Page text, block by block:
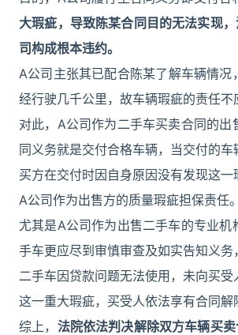
大瑕疵，导致陈某合同目的无法实现
司构成根本违约。
A公司主张其已配合陈某了解车辆情况
经行驶几千公里，故车辆瑕疵的责任不
对此，A公司作为二手车买卖合同的出
同义务就是交付合格车辆，当交付的
买方在交付时因自身原因没有发现这
A公司作为出售方的质量瑕疵担保责任。
尤其是A公司作为出售二手车的专业机
手车更应尽到审慎审查及如实告知义务
二手车因贷款问题无法使用，未向买受
这一重大瑕疵，买受人依法享有合同解
综上， 法院依法判决解除双方车辆买